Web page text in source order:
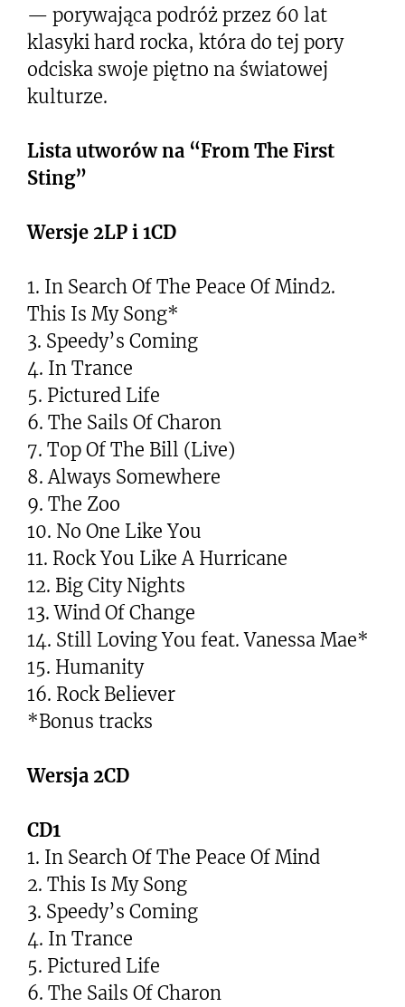
— porywająca podróż przez 60 lat
klasyki hard rocka, która do tej pory
odciska swoje piętno na światowej
kulturze.
Lista utworów na “From The First
Sting”
Wersje 2LP i 1CD
1. In Search Of The Peace Of Mind2.
This Is My Song*
3. Speedy’s Coming
4. In Trance
5. Pictured Life
6. The Sails Of Charon
7. Top Of The Bill (Live)
8. Always Somewhere
9. The Zoo
10. No One Like You
11. Rock You Like A Hurricane
12. Big City Nights
13. Wind Of Change
14. Still Loving You feat. Vanessa Mae*
15. Humanity
16. Rock Believer
*Bonus tracks
Wersja 2CD
CD1
1. In Search Of The Peace Of Mind
2. This Is My Song
3. Speedy’s Coming
4. In Trance
5. Pictured Life
6. The Sails Of Charon